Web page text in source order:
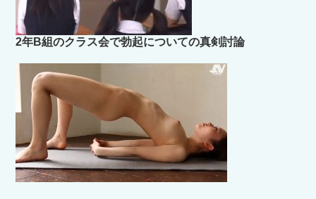
2年B組のクラス会で勃起についての真剣討論